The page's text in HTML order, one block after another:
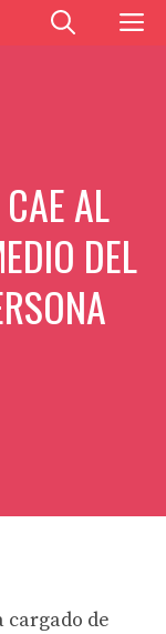
AL
DEL
de